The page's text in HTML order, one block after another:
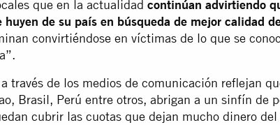
que en la actualidad continúan advirtiendo
huyen de su país en búsqueda de mejor calidad
convirtiéndose en víctimas de lo que se
través de los medios de comunicación reflejan
Brasil, Perú entre otros, abrigan a un sinfín de
cubrir las cuotas que dejan mucho dinero